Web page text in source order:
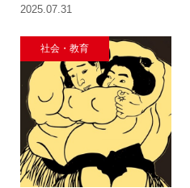
2025.07.31
社会・教育